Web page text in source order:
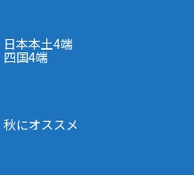
日本本土4端
四国4端
秋にオススメ